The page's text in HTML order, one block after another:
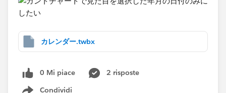
カレンダー.twbx
0 Mi piace
2 risposte
Condividi